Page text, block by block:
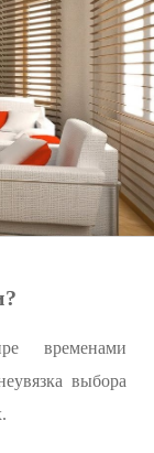
временами
выбора